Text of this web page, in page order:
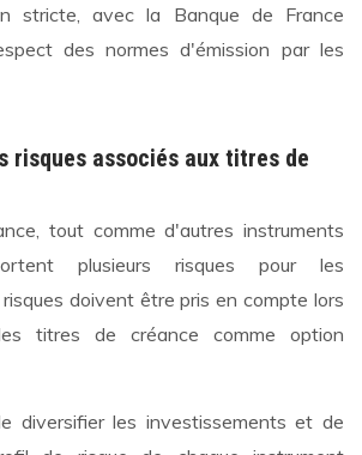
stricte, avec la Banque de France
des normes d'émission par les
risques associés aux titres de
tout comme d'autres instruments
plusieurs risques pour les
doivent être pris en compte lors
titres de créance comme option
diversifier les investissements et de